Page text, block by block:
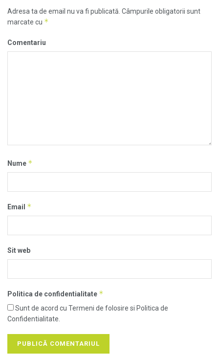
Adresa ta de email nu va fi publicată. Câmpurile obligatorii sunt
marcate cu *
Comentariu
Nume *
Email *
Sit web
Politica de confidentialitate *
Sunt de acord cu Termeni de folosire si Politica de
Confidentialitate.